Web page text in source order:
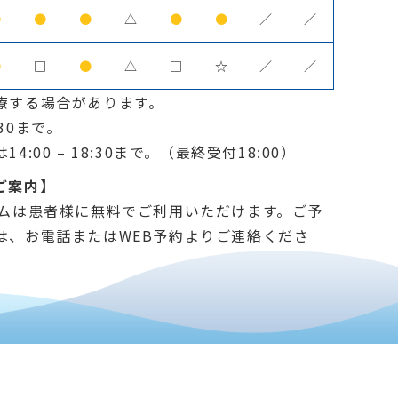
● ● △ ● ● ／ ／
□ ● △ □ ☆ ／ ／
る場合があります。
まで。
– 18:30まで。（最終受付18:00）
内】
は患者様に無料でご利用いただけます。ご予
、お電話またはWEB予約よりご連絡くださ